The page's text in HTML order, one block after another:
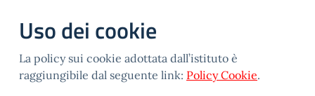
Uso dei cookie
La policy sui cookie adottata dall’istituto è
raggiungibile dal seguente link: Policy Cookie.